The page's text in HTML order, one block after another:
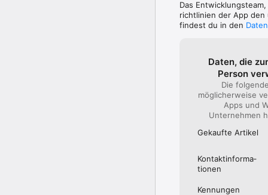
Das Entwicklungsteam,
richtlinien der App
findest du in den
Daten, die
Person
Die
möglicherweise
Apps und
Unternehmen
Gekaufte Artikel
Kontakt­informa­
tionen
Kennungen